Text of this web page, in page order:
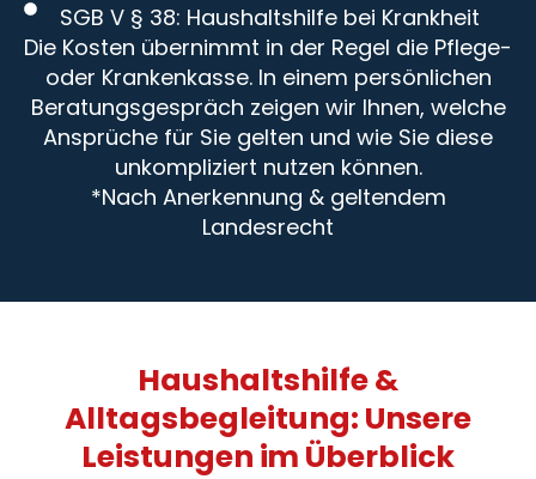
SGB V § 38: Haushaltshilfe bei Krankheit
Die Kosten übernimmt in der Regel die Pflege-
oder Krankenkasse. In einem persönlichen
Beratungsgespräch zeigen wir Ihnen, welche
Ansprüche für Sie gelten und wie Sie diese
unkompliziert nutzen können.
*Nach Anerkennung & geltendem
Landesrecht
Haushaltshilfe &
Alltagsbegleitung: Unsere
Leistungen im Überblick